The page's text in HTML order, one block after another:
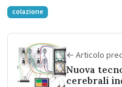
colazione
← Articolo
Nuova
cerebrali